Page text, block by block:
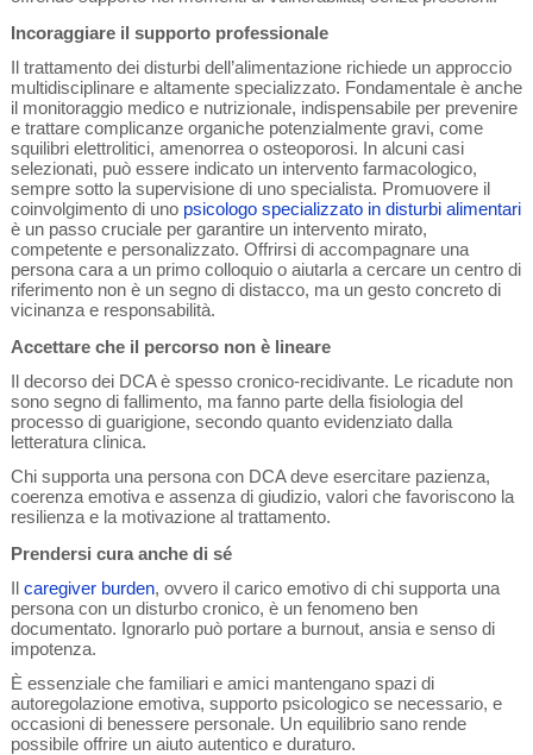
Incoraggiare il supporto professionale
Il trattamento dei disturbi dell’alimentazione richiede un approccio
multidisciplinare e altamente specializzato. Fondamentale è anche
il monitoraggio medico e nutrizionale, indispensabile per prevenire
e trattare complicanze organiche potenzialmente gravi, come
squilibri elettrolitici, amenorrea o osteoporosi. In alcuni casi
selezionati, può essere indicato un intervento farmacologico,
sempre sotto la supervisione di uno specialista. Promuovere il
coinvolgimento di uno psicologo specializzato in disturbi alimentari
è un passo cruciale per garantire un intervento mirato,
competente e personalizzato. Offrirsi di accompagnare una
persona cara a un primo colloquio o aiutarla a cercare un centro di
riferimento non è un segno di distacco, ma un gesto concreto di
vicinanza e responsabilità.
Accettare che il percorso non è lineare
Il decorso dei DCA è spesso cronico-recidivante. Le ricadute non
sono segno di fallimento, ma fanno parte della fisiologia del
processo di guarigione, secondo quanto evidenziato dalla
letteratura clinica.
Chi supporta una persona con DCA deve esercitare pazienza,
coerenza emotiva e assenza di giudizio, valori che favoriscono la
resilienza e la motivazione al trattamento.
Prendersi cura anche di sé
Il caregiver burden, ovvero il carico emotivo di chi supporta una
persona con un disturbo cronico, è un fenomeno ben
documentato. Ignorarlo può portare a burnout, ansia e senso di
impotenza.
È essenziale che familiari e amici mantengano spazi di
autoregolazione emotiva, supporto psicologico se necessario, e
occasioni di benessere personale. Un equilibrio sano rende
possibile offrire un aiuto autentico e duraturo.